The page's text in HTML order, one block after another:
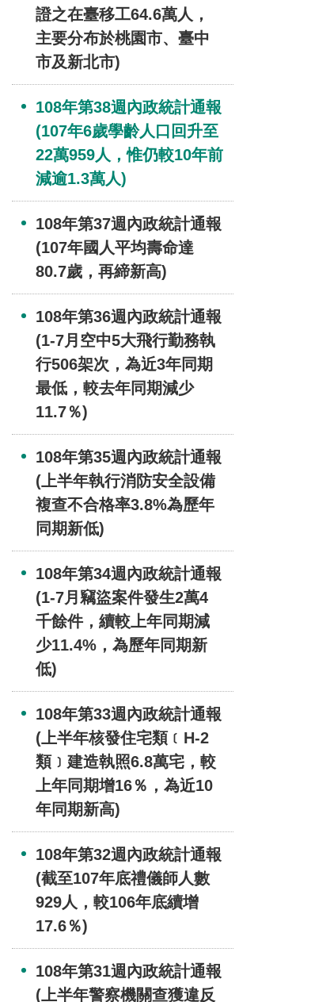
證之在臺移工64.6萬人，
主要分布於桃園市、臺中
市及新北市)
108年第38週內政統計通報
(107年6歲學齡人口回升至
22萬959人，惟仍較10年前
減逾1.3萬人)
108年第37週內政統計通報
(107年國人平均壽命達
80.7歲，再締新高)
108年第36週內政統計通報
(1-7月空中5大飛行勤務執
行506架次，為近3年同期
最低，較去年同期減少
11.7％)
108年第35週內政統計通報
(上半年執行消防安全設備
複查不合格率3.8%為歷年
同期新低)
108年第34週內政統計通報
(1-7月竊盜案件發生2萬4
千餘件，續較上年同期減
少11.4%，為歷年同期新
低)
108年第33週內政統計通報
(上半年核發住宅類﹝H-2
類﹞建造執照6.8萬宅，較
上年同期增16％，為近10
年同期新高)
108年第32週內政統計通報
(截至107年底禮儀師人數
929人，較106年底續增
17.6％)
108年第31週內政統計通報
(上半年警察機關查獲違反